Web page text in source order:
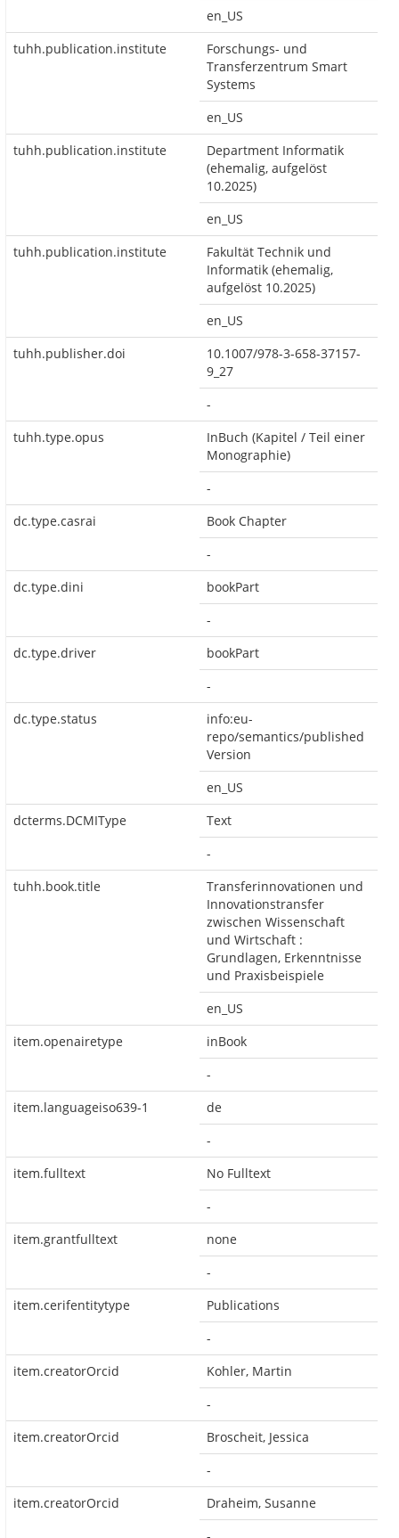
en_US
tuhh.publication.institute
Forschungs- und
Transferzentrum Smart
Systems
en_US
tuhh.publication.institute
Department Informatik
(ehemalig, aufgelöst
10.2025)
en_US
tuhh.publication.institute
Fakultät Technik und
Informatik (ehemalig,
aufgelöst 10.2025)
en_US
tuhh.publisher.doi
10.1007/978-3-658-37157-
9_27
-
tuhh.type.opus
InBuch (Kapitel / Teil einer
Monographie)
-
dc.type.casrai
Book Chapter
-
dc.type.dini
bookPart
-
dc.type.driver
bookPart
-
dc.type.status
info:eu-
repo/semantics/published
Version
en_US
dcterms.DCMIType
Text
-
tuhh.book.title
Transferinnovationen und
Innovationstransfer
zwischen Wissenschaft
und Wirtschaft :
Grundlagen, Erkenntnisse
und Praxisbeispiele
en_US
item.openairetype
inBook
-
item.languageiso639-1
de
-
item.fulltext
No Fulltext
-
item.grantfulltext
none
-
item.cerifentitytype
Publications
-
item.creatorOrcid
Kohler, Martin
-
item.creatorOrcid
Broscheit, Jessica
-
item.creatorOrcid
Draheim, Susanne